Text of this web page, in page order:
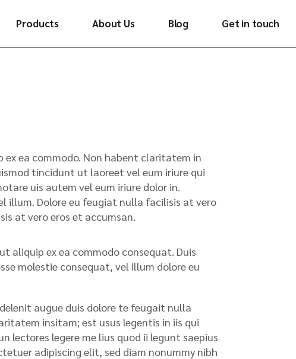
Products
Highlighters
Kitchen
About Us Blog Get in touch
ea commodo. Non habent claritatem in
tincidunt ut laoreet vel eum iriure qui
uis autem vel eum iriure dolor in.
illum. Dolore eu feugiat nulla facilisis at vero
at vero eros et accumsan.
aliquip ex ea commodo consequat. Duis
molestie consequat, vel illum dolore eu
augue duis dolore te feugait nulla
insitam; est usus legentis in iis qui
legere me lius quod ii legunt saepius
adipiscing elit, sed diam nonummy nibh